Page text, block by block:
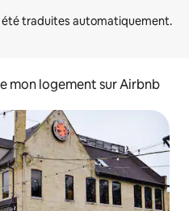
mon logement sur Airbnb